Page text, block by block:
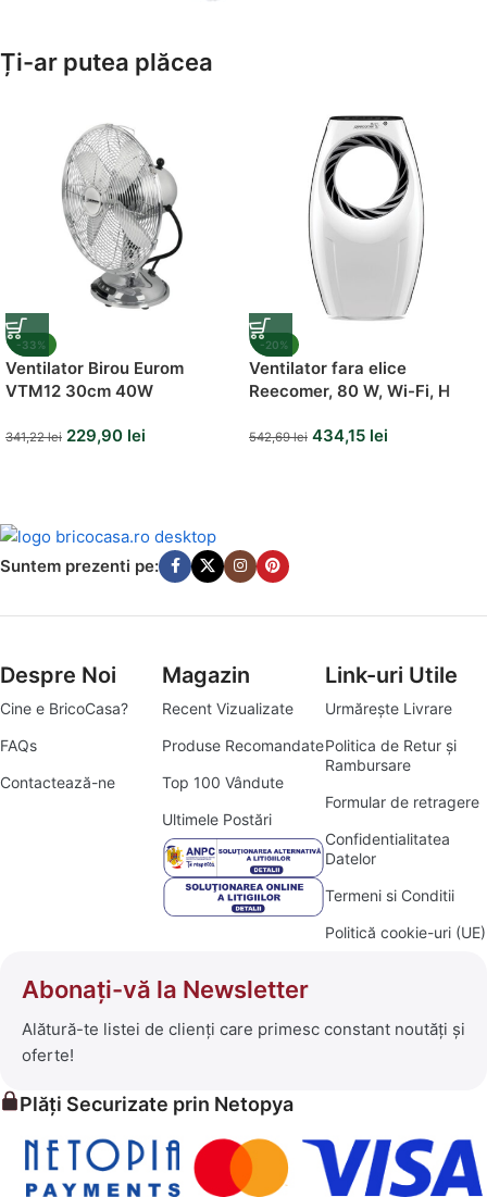
Suporți Hârtie Igenică
Ți-ar putea plăcea
-33%
Ventilator Birou Eurom
VTM12 30cm 40W
341,22lei 229,90 lei
-20%
Ventilator fara elice
Reecomer, 80 W, Wi-Fi, H
542,69lei 434,15 lei
Suntem prezenti pe:
Despre Noi
Cine e BricoCasa?
FAQs
Contactează-ne
Magazin
Recent Vizualizate
Produse Recomandate
Top 100 Vândute
Ultimele Postări
Link-uri Utile
Urmărește Livrare
Politica de Retur și
Rambursare
Formular de retragere
Confidentialitatea
Datelor
Termeni si Conditii
Politică cookie-uri (UE)
Abonați-vă la Newsletter
Alătură-te listei de clienți care primesc constant noutăți și
oferte!
Plăți Securizate prin Netopya